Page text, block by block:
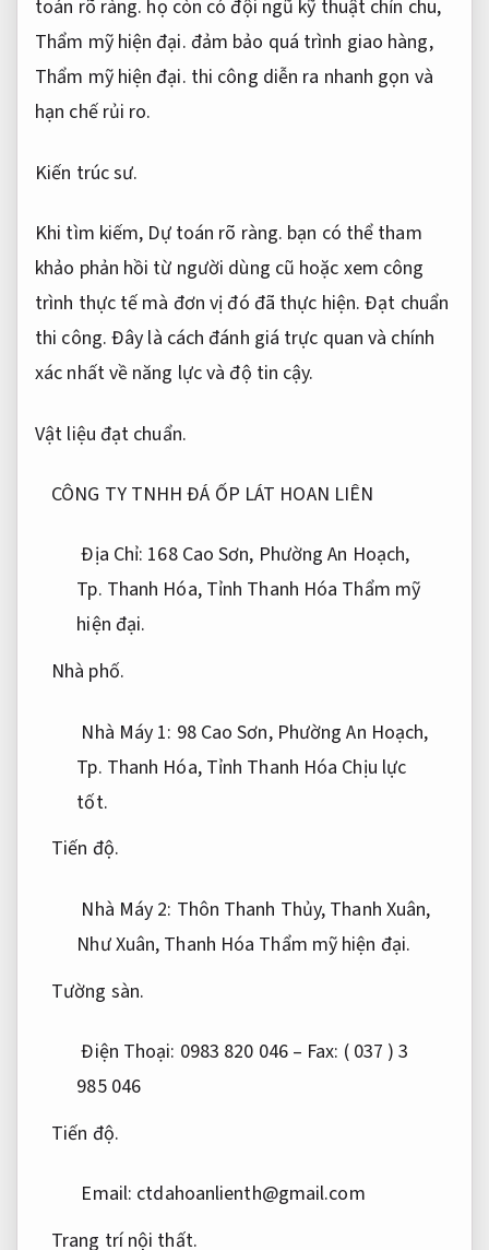
toán rõ ràng. họ còn có đội ngũ kỹ thuật chỉn chu,
Thẩm mỹ hiện đại. đảm bảo quá trình giao hàng,
Thẩm mỹ hiện đại. thi công diễn ra nhanh gọn và
hạn chế rủi ro.
Kiến trúc sư.
Khi tìm kiếm, Dự toán rõ ràng. bạn có thể tham
khảo phản hồi từ người dùng cũ hoặc xem công
trình thực tế mà đơn vị đó đã thực hiện.Đạt chuẩn
thi công. Đây là cách đánh giá trực quan và chính
xác nhất về năng lực và độ tin cậy.
Vật liệu đạt chuẩn.
CÔNG TY TNHH ĐÁ ỐP LÁT HOAN LIÊN
Địa Chỉ: 168 Cao Sơn, Phường An Hoạch,
Tp. Thanh Hóa, Tỉnh Thanh Hóa Thẩm mỹ
hiện đại.
Nhà phố.
Nhà Máy 1: 98 Cao Sơn, Phường An Hoạch,
Tp. Thanh Hóa, Tỉnh Thanh Hóa Chịu lực
tốt.
Tiến độ.
Nhà Máy 2: Thôn Thanh Thủy, Thanh Xuân,
Như Xuân, Thanh Hóa Thẩm mỹ hiện đại.
Tường sàn.
Điện Thoại: 0983 820 046 – Fax: ( 037 ) 3
985 046
Tiến độ.
Email: ctdahoanlienth@gmail.com
Trang trí nội thất.